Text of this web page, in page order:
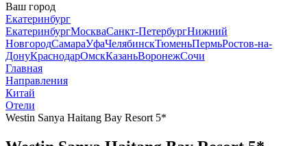
Ваш город
Екатеринбург
ЕкатеринбургМоскваСанкт-ПетербургНижний
НовгородСамараУфаЧелябинскТюменьПермьРостов-на-
ДонуКраснодарОмскКазаньВоронежСочи
Главная
Направления
Китай
Отели
Westin Sanya Haitang Bay Resort 5*